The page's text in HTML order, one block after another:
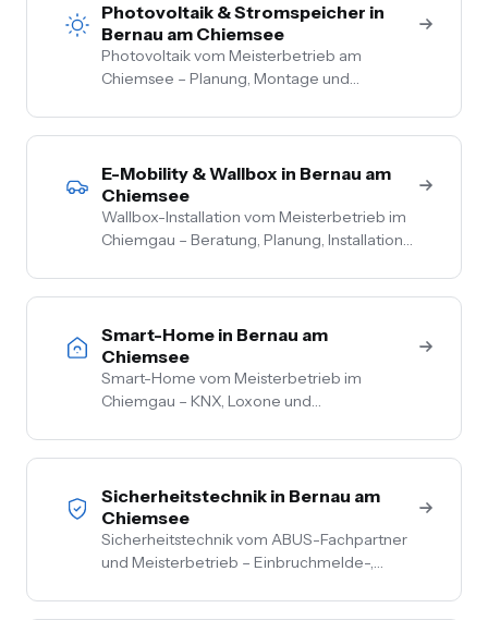
Photovoltaik & Stromspeicher in
Bernau am Chiemsee
Photovoltaik vom Meisterbetrieb am
Chiemsee – Planung, Montage und
Vor-Ort-Termin, Nullsteuer auf
E-Mobility & Wallbox in Bernau am
Chiemsee
Wallbox-Installation vom Meisterbetrieb im
Chiemgau – Beratung, Planung, Installation
Überschussladen, Lastmanagement,
Smart-Home in Bernau am
Chiemsee
Smart-Home vom Meisterbetrieb im
Chiemgau – KNX, Loxone und
Licht, Heizung, Beschattung und Sicherheit
Sicherheitstechnik in Bernau am
Chiemsee
Sicherheitstechnik vom ABUS-Fachpartner
und Meisterbetrieb – Einbruchmelde-,
Gewerbekunden im Chiemgau. Kostenlose